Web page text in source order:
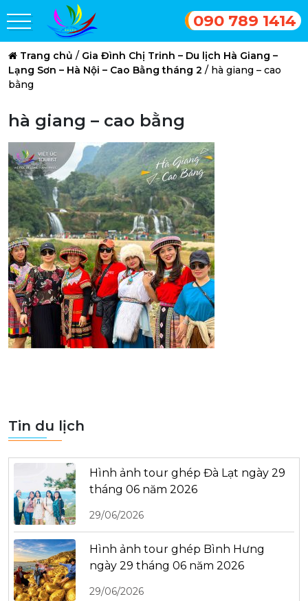
090 789 1414
Trang chủ / Gia Đình Chị Trinh – Du lịch Hà Giang –
Lạng Sơn – Hà Nội – Cao Bằng tháng 2 / hà giang – cao
bằng
hà giang – cao bằng
Tin du lịch
Hình ảnh tour ghép Đà Lạt ngày 29
tháng 06 năm 2026
29/06/2026
Hình ảnh tour ghép Bình Hưng
ngày 29 tháng 06 năm 2026
29/06/2026